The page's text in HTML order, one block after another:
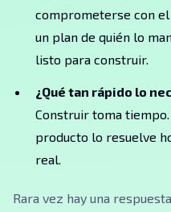
comprometerse con
un plan de quién lo
listo para construir.
¿Qué tan rápido lo
Construir toma
producto lo resuelve
real.
Rara vez hay una